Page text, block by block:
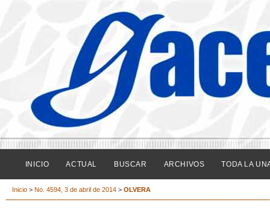
INICIO ACTUAL BUSCAR ARCHIVOS TODA LA
Inicio > No. 4594, 3 de abril de 2014 > OLVERA